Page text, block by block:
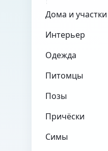
Дома и участки
Интерьер
Одежда
Питомцы
Позы
Причёски
Симы